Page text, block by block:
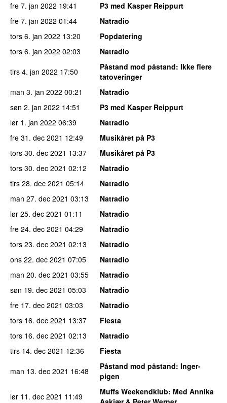
fre 7. jan 2022 19:41
P3 med Kasper Reippurt
fre 7. jan 2022 01:44
Natradio
tors 6. jan 2022 13:20
Popdatering
tors 6. jan 2022 02:03
Natradio
tirs 4. jan 2022 17:50 Påstand mod påstand: Ikke flere
tatoveringer
man 3. jan 2022 00:21
Natradio
søn 2. jan 2022 14:51
P3 med Kasper Reippurt
lør 1. jan 2022 06:39
Natradio
fre 31. dec 2021 12:49
Musikåret på P3
tors 30. dec 2021 13:37
Musikåret på P3
tors 30. dec 2021 02:12
Natradio
tirs 28. dec 2021 05:14
Natradio
man 27. dec 2021 03:13
Natradio
lør 25. dec 2021 01:11
Natradio
fre 24. dec 2021 04:29
Natradio
tors 23. dec 2021 02:13
Natradio
ons 22. dec 2021 07:05
Natradio
man 20. dec 2021 03:55
Natradio
søn 19. dec 2021 05:03
Natradio
fre 17. dec 2021 03:03
Natradio
tors 16. dec 2021 13:37
Fiesta
tors 16. dec 2021 02:13
Natradio
tirs 14. dec 2021 12:36
Fiesta
man 13. dec 2021 16:48 Påstand mod påstand: Inger-
pigen
lør 11. dec 2021 11:49 Muffs Weekendklub: Med Annika